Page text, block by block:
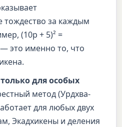
тождество за каждым
(10p + 5)² =
— это именно то, что
для особых
метод (Урдхва-
для любых двух
Экадхикены и деления